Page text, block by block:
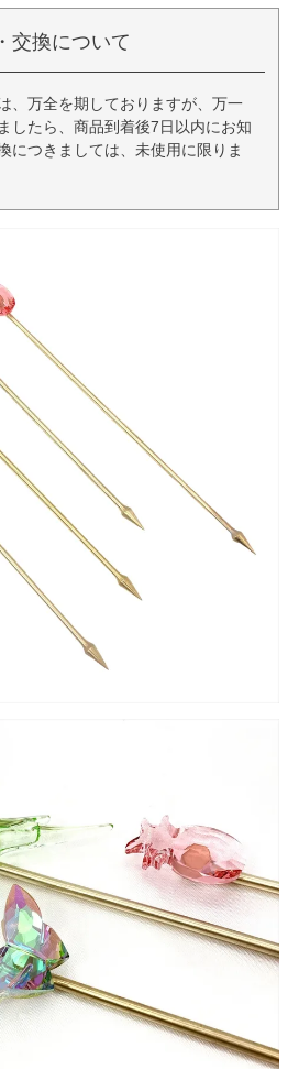
交換について
、万全を期しておりますが、万一
したら、商品到着後7日以内にお知
につきましては、未使用に限りま